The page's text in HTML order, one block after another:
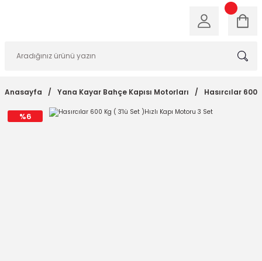
Anasayfa Yana Kayar Bahçe Kapısı Motorları Hasırcılar 600
%6